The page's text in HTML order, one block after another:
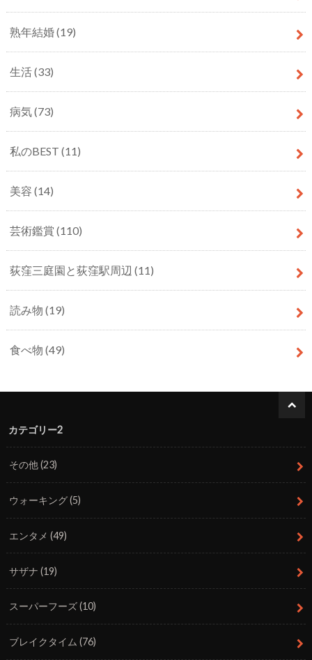
熟年結婚(19)
生活(33)
病気(73)
私のBEST (11)
美容 (14)
芸術鑑賞 (110)
荻窪三庭園と荻窪駅周辺 (11)
読み物 (19)
食べ物 (49)
カテゴリー2
その他(23)
ウォーキング(5)
エンタメ(49)
サザナ(19)
スーパーフーズ(10)
ブレイクタイム(76)